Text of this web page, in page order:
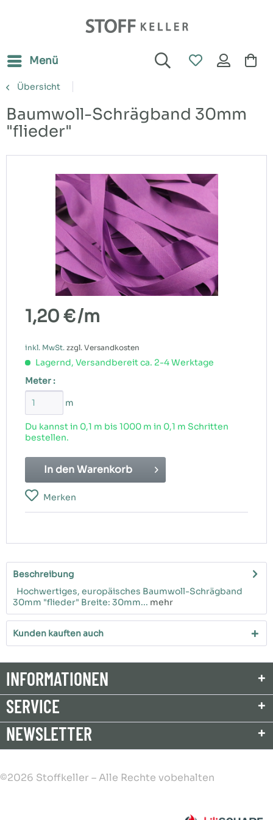
Menü
Übersicht
Baumwoll-Schrägband 30mm
"flieder"
1,20 €/m
inkl. MwSt. zzgl. Versandkosten
Lagernd, Versandbereit ca. 2-4 Werktage
Meter :
m
Du kannst in 0,1 m bis 1000 m in 0,1 m Schritten
bestellen.
In den Warenkorb
Merken
Beschreibung
Hochwertiges, europäisches Baumwoll-Schrägband
30mm "flieder" Breite: 30mm... mehr
Kunden kauften auch
INFORMATIONEN
SERVICE
NEWSLETTER
©2026 Stoffkeller – Alle Rechte vobehalten